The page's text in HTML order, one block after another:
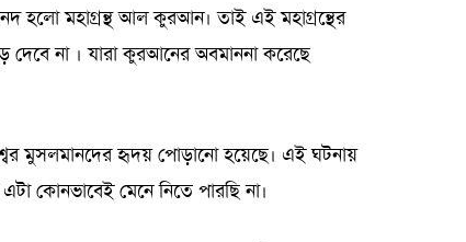
হলো মহাগ্রন্থ আল কুরআন। তাই এই মহাগ্রন্থের
দেবে না । যারা কুরআনের অবমাননা করেছে
মুসলমানদের হৃদয় পোড়ানো হয়েছে। এই ঘটনায়
কোনভাবেই মেনে নিতে পারছি না।